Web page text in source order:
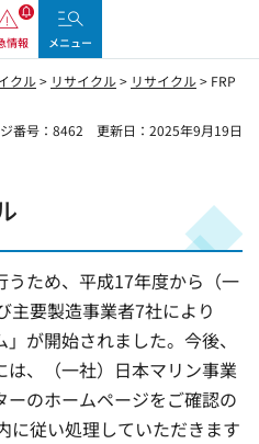
情報 メニュー
クル> リサイクル> リサイクル> FRP
番号：8462
更新日：2025年9月19日
うため、平成17年度から（一
主要製造事業者7社により
」が開始されました。今後、
は、（一社）日本マリン事業
ーのホームページをご確認の
に従い処理していただきます